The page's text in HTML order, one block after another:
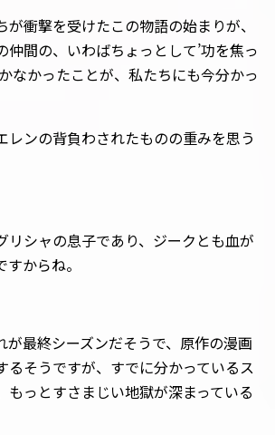
衝撃を受けたこの物語の始まりが、
仲間の、いわばちょっとして’功を焦っ
なかったことが、私たちにも今分かっ
レンの背負わされたものの重みを思う
リシャの息子であり、ジークとも血が
からね。
が最終シーズンだそうで、原作の漫画
るそうですが、すでに分かっているス
もっとすさまじい地獄が深まっている